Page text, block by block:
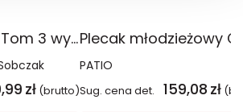
Biel. Kolory zła. Tom 3 wyd. 2025
zł (brutto)
PATIO
Sug. cena det. 159,08 zł